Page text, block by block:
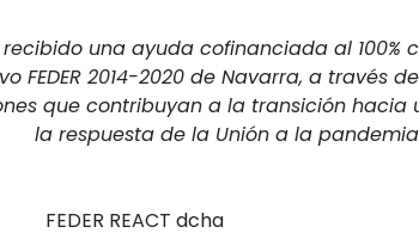
una ayuda cofinanciada al 100%
FEDER 2014-2020 de Navarra, a través
que contribuyan a la transición
la respuesta de la Unión a la pandemia